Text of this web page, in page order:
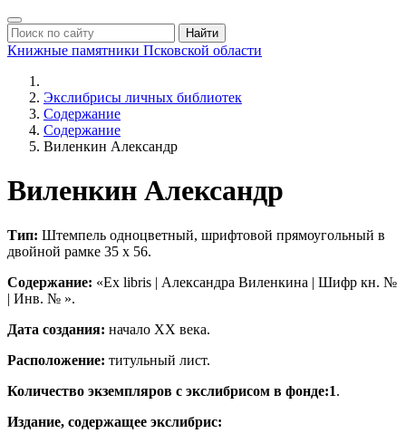
Найти
Книжные памятники Псковской области
Экслибрисы личных библиотек
Содержание
Содержание
Виленкин Александр
Виленкин Александр
Тип: Штемпель одноцветный, шрифтовой прямоугольный в
двойной рамке 35 х 56.
Содержание: «Ex libris | Александра Виленкина | Шифр кн. №
| Инв. № ».
Дата создания: начало ХХ века.
Расположение: титульный лист.
Количество экземпляров с экслибрисом в фонде:1.
Издание, содержащее экслибрис: